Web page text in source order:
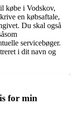
købe i Vodskov,
en købsaftale,
Du skal også
servicebøger.
i dit navn og
for min